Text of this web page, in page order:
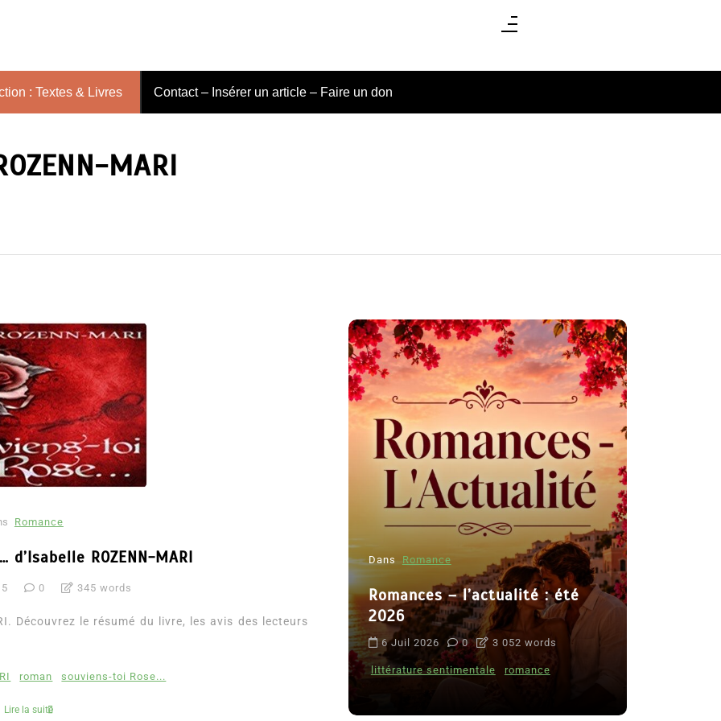
: Textes & Livres Contact – Insérer un article – Faire un don
MARI
Romance
ROZENN-MARI
0 345 words
Découvrez le résumé du livre, les avis des lecteurs
roman souviens-toi Rose...
Lire la suite
8 Juil 2026
Dans Romance
Romances – l’actualité : été
2026
6 Juil 2026 0 3 052 words
littérature sentimentale romance